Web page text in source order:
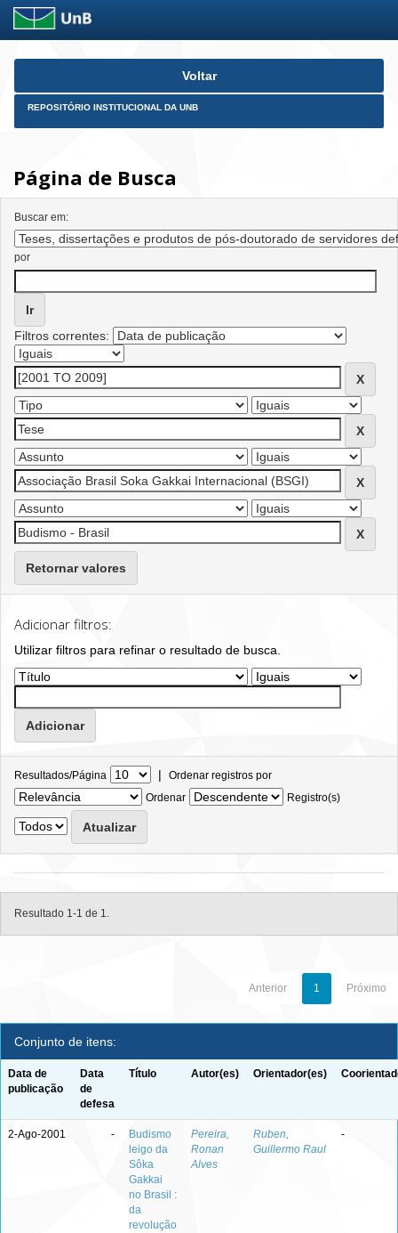
Skip
Voltar
REPOSITÓRIO INSTITUCIONAL DA UNB
Página de Busca
Buscar em:
por
Filtros correntes:
Retornar valores
Adicionar filtros:
Utilizar filtros para refinar o resultado de busca.
Resultados/Página | Ordenar registros por
Ordenar
Registro(s)
Resultado 1-1 de 1.
Anterior 1 Próximo
Conjunto de itens:
Data de
publicação
Data
de
defesa
Título Autor(es) Orientador(es)
2-Ago-2001 -
Budismo
leigo da
Sôka
Gakkai
no Brasil :
da
revolução
Pereira,
Ronan
Alves
Ruben,
Guillermo Raul
-